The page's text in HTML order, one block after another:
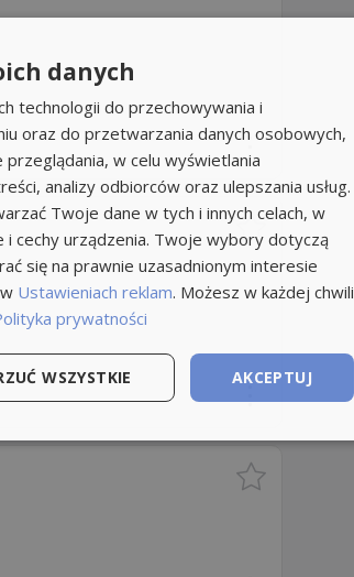
danych
technologii do przechowywania i
oraz do przetwarzania danych osobowych,
w celu wyświetlania
analizy odbiorców oraz ulepszania usług.
Twoje dane w tych i innych celach, w
cechy urządzenia. Twoje wybory dotyczą
się na prawnie uzasadnionym interesie
Ustawieniach reklam. Możesz w każdej chwili
prywatności
AKCEPTUJ
WSZYSTKIE